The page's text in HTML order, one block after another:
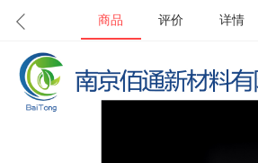
商品 评价 详情